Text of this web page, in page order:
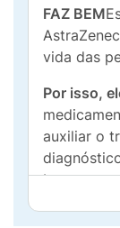
FAZ BEM
vida das
Por isso,
auxiliar o
bem-estar
farmácia